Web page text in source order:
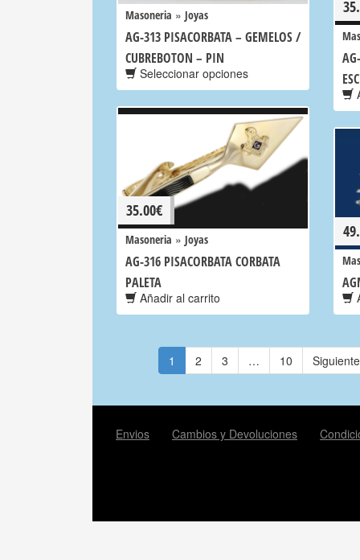
Masoneria » Joyas
AG-313 PISACORBATA – GEMELOS /
CUBREBOTON – PIN
Seleccionar opciones
35.00€
Masoneria » Joyas
AG-316 PISACORBATA CORBATA
PALETA
Añadir al carrito
1 2 3 … 10
Envios Cambios y Devoluciones